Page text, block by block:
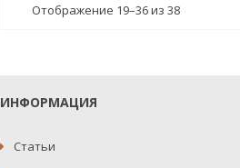
Отображение 19–36 из 38
ИНФОРМАЦИЯ
Статьи